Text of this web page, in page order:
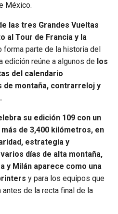
México.
las tres Grandes Vueltas
al Tour de Francia y la
forma parte de la historia del
edición reúne a algunos de los
del calendario
de montaña, contrarreloj y
su edición 109 con un
de 3,400 kilómetros, en
estrategia y
días de alta montaña,
y Milán aparece como una
y para los equipos que
de la recta final de la